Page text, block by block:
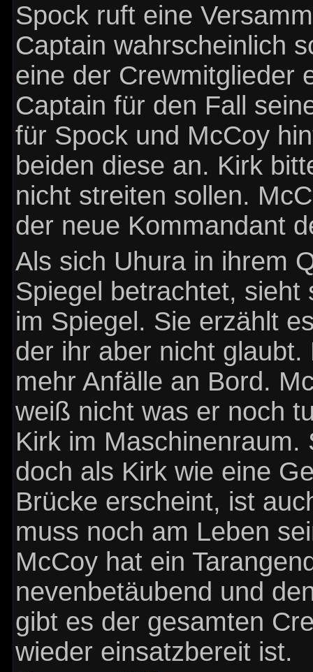
Spock ruft eine
Captain wahrscheinlich
eine der Crewmitglieder
Captain für den Fall
für Spock und McCoy
beiden diese an. Kirk
nicht streiten sollen.
der neue Kommandant
Als sich Uhura in ihrem
Spiegel betrachtet, sieht
im Spiegel. Sie erzählt
der ihr aber nicht glaubt.
mehr Anfälle an Bord.
weiß nicht was er noch
Kirk im
doch als Kirk wie eine
Brücke erscheint, ist
muss noch am Leben
McCoy hat ein
nevenbetäubend und
gibt es der gesamten
wieder einsatzbereit ist.